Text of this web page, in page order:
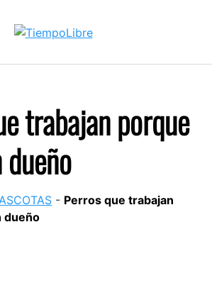
trabajan porque
- Perros que trabajan
dueño